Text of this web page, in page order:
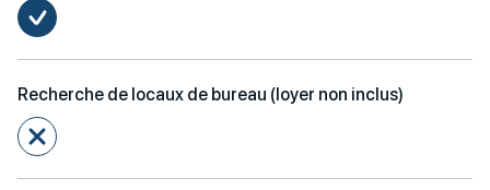
Recherche de locaux de bureau (loyer non inclus)